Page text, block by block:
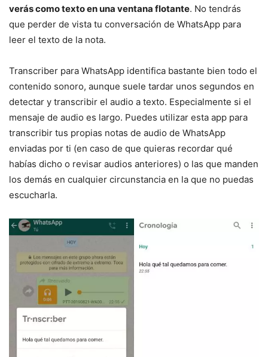
verás como texto en una ventana flotante. No tendrás
que perder de vista tu conversación de WhatsApp para
leer el texto de la nota.
Transcriber para WhatsApp identifica bastante bien todo el
contenido sonoro, aunque suele tardar unos segundos en
detectar y transcribir el audio a texto. Especialmente si el
mensaje de audio es largo. Puedes utilizar esta app para
transcribir tus propias notas de audio de WhatsApp
enviadas por ti (en caso de que quieras recordar qué
habías dicho o revisar audios anteriores) o las que manden
los demás en cualquier circunstancia en la que no puedas
escucharla.